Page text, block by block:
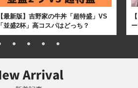
【最新版】吉野家の牛丼「超特盛」VS
「並盛2杯」高コスパはどっち？